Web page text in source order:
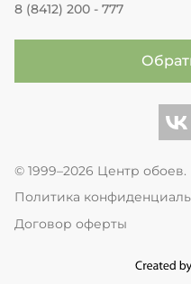
8 (8412) 200 - 777
© 1999–2026 Центр
Политика
Договор оферты